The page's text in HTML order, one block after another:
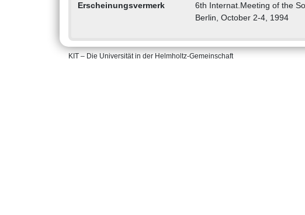
Erscheinungsvermerk
6th Internat.Meeting of the
Berlin, October 2-4, 1994
KIT – Die Universität in der Helmholtz-Gemeinschaft